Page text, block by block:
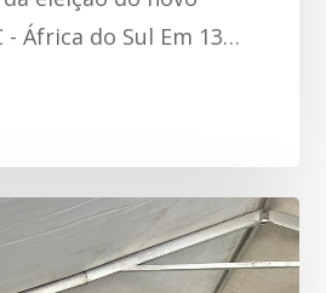
África do Sul Em 13…